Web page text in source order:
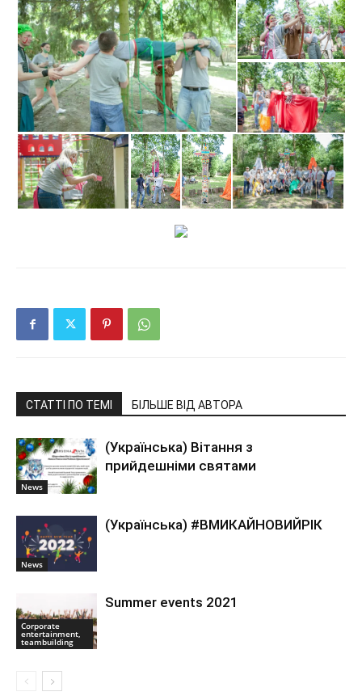
СТАТТІ ПО ТЕМІ БІЛЬШЕ ВІД АВТОРА
News
(Українська) Вітання з
прийдешніми святами
News
(Українська) #ВМИКАЙНОВИЙРІК
Corporate
entertainment,
teambuilding
Summer events 2021